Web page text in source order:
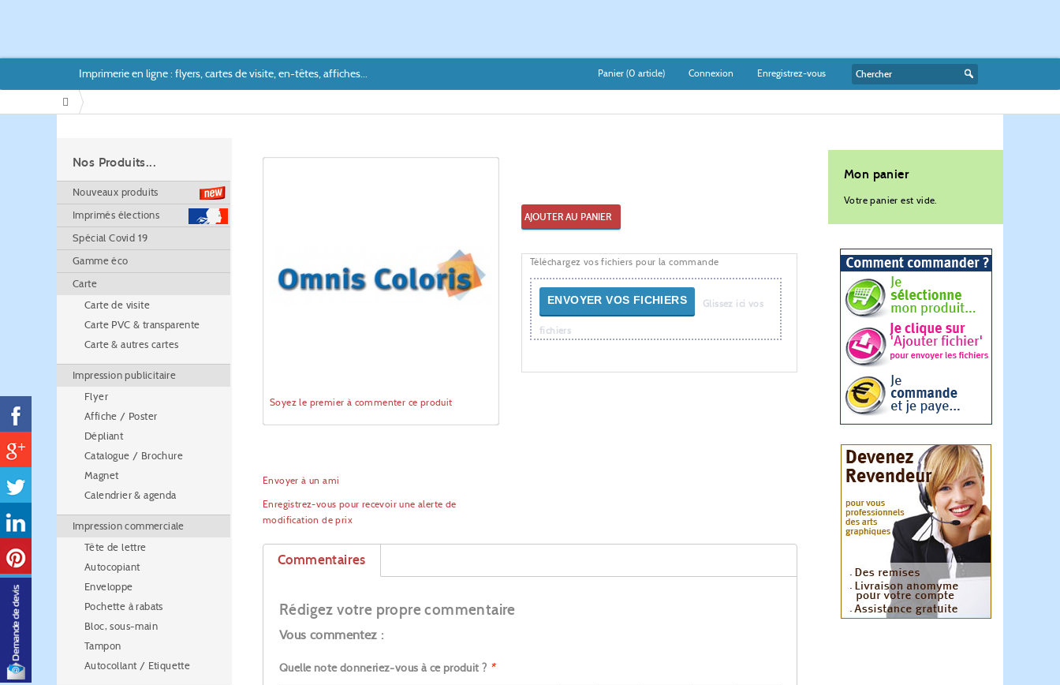
Imprimerie en ligne : flyers, cartes de visite, en-têtes, affiches... Panier (0 article) Connexion Enregistrez-vous
Soyez le premier à commenter ce produit
Envoyer à un ami
Enregistrez-vous pour recevoir une alerte de
modification de prix
AJOUTER AU PANIER
Téléchargez vos fichiers pour la commande
ENVOYER VOS FICHIERS Glissez ici vos
fichiers
Commentaires
Rédigez votre propre commentaire
Vous commentez :
Quelle note donneriez-vous à ce produit ? *
Nos Produits...
Nouveaux produits
Imprimés élections
Spécial Covid 19
Gamme éco
Carte
Carte de visite
Carte PVC & transparente
Carte & autres cartes
Impression publicitaire
Flyer
Affiche / Poster
Dépliant
Catalogue / Brochure
Magnet
Calendrier & agenda
Impression commerciale
Tête de lettre
Autocopiant
Enveloppe
Pochette à rabats
Bloc, sous-main
Tampon
Autocollant / Etiquette
Mon panier
Votre panier est vide.